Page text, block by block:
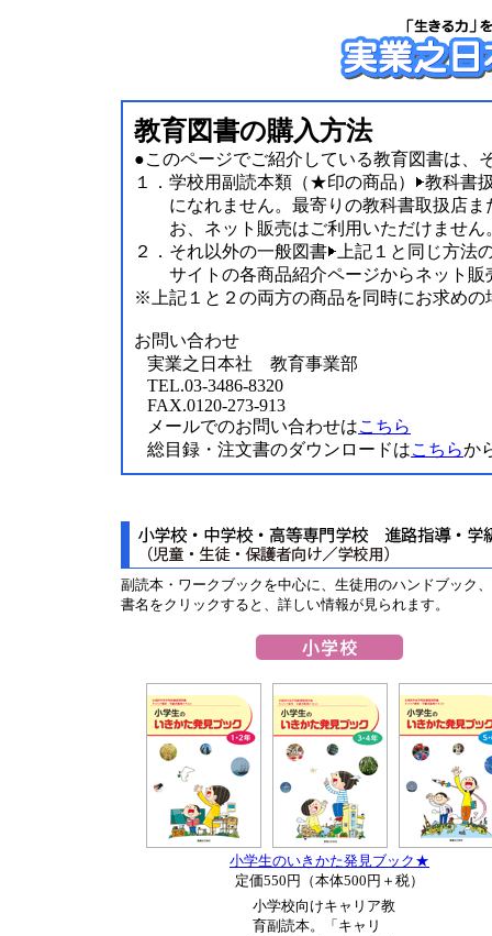
教育図書の購入方法
●このページでご紹介している教育図書は、
１． 学校用副読本類（★印の商品）
教科書
になれません。最寄りの教科書取扱店
お、ネット販売はご利用いただけませ
２． それ以外の一般図書
上記１と同じ方法
サイトの各商品紹介ページからネット
※上記１と２の両方の商品を同時にお求め
お問い合わせ
実業之日本社 教育事業部
TEL.03-3486-8320
FAX.0120-273-913
メールでのお問い合わせはこちら
総目録・注文書のダウンロードはこちらか
副読本・ワークブックを中心に、生徒用のハンドブック
書名をクリックすると、詳しい情報が見られます。
小学生のいきかた発見ブック★
定価550円（本体500円＋税）
小学校向けキャリア教
育副読本。「キャリ